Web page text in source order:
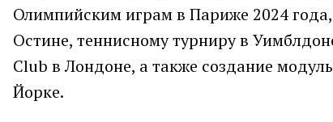
Олимпийским играм в Париже 2024
Остине, теннисному турниру в
Club в Лондоне, а также создание
Йорке.